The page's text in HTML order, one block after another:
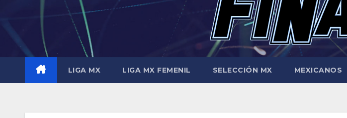
LIGA MX LIGA MX FEMENIL SELECCIÓN MX MEXICANOS